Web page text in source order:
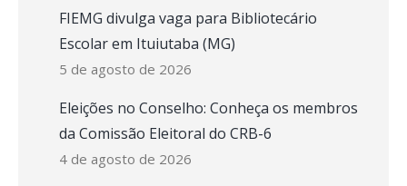
FIEMG divulga vaga para Bibliotecário
Escolar em Ituiutaba (MG)
5 de agosto de 2026
Eleições no Conselho: Conheça os membros
da Comissão Eleitoral do CRB-6
4 de agosto de 2026